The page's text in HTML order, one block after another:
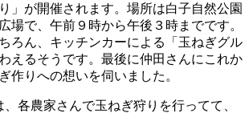
」が開催されます。場所は白子自然公園
広場で、午前９時から午後３時までです。
ろん、キッチンカーによる「玉ねぎグル
えるそうです。最後に仲田さんにこれか
作りへの想いを伺いました。
、各農家さんで玉ねぎ狩りを行ってて、